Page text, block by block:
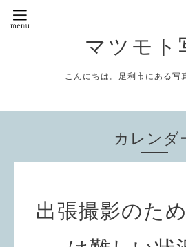
マツモト
こんにちは。足利市にある写
カレンダ
出張撮影のた